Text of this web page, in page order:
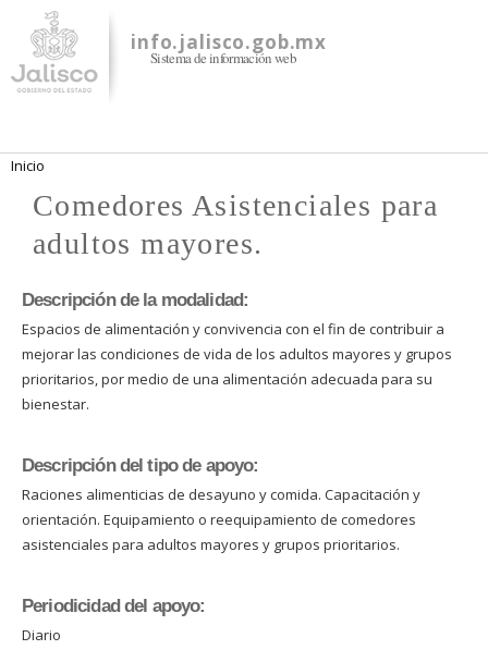
contenido
principal
info.jalisco.gob.mx
Sistema de información web
Se encuentra usted aquí
Inicio
Comedores Asistenciales para
adultos mayores.
Descripción de la modalidad:
Espacios de alimentación y convivencia con el fin de contribuir a
mejorar las condiciones de vida de los adultos mayores y grupos
prioritarios, por medio de una alimentación adecuada para su
bienestar.
Descripción del tipo de apoyo:
Raciones alimenticias de desayuno y comida. Capacitación y
orientación. Equipamiento o reequipamiento de comedores
asistenciales para adultos mayores y grupos prioritarios.
Periodicidad del apoyo:
Diario